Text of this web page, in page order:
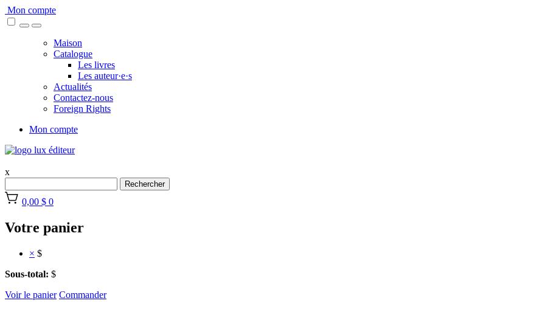
Skip
to
Mon compte
Maison
Catalogue
Les livres
Les auteur·e·s
Actualités
Contactez-nous
Foreign Rights
Mon compte
x
Rechercher
0,00 $ 0
Votre panier
× $
Sous-total: $
Voir le panier Commander